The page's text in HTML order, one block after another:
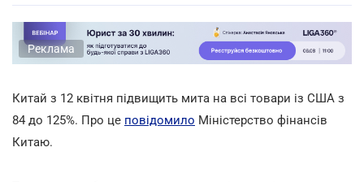
Реклама
Китай з 12 квітня підвищить мита на всі товари із США з
84 до 125%. Про це повідомило Міністерство фінансів
Китаю.